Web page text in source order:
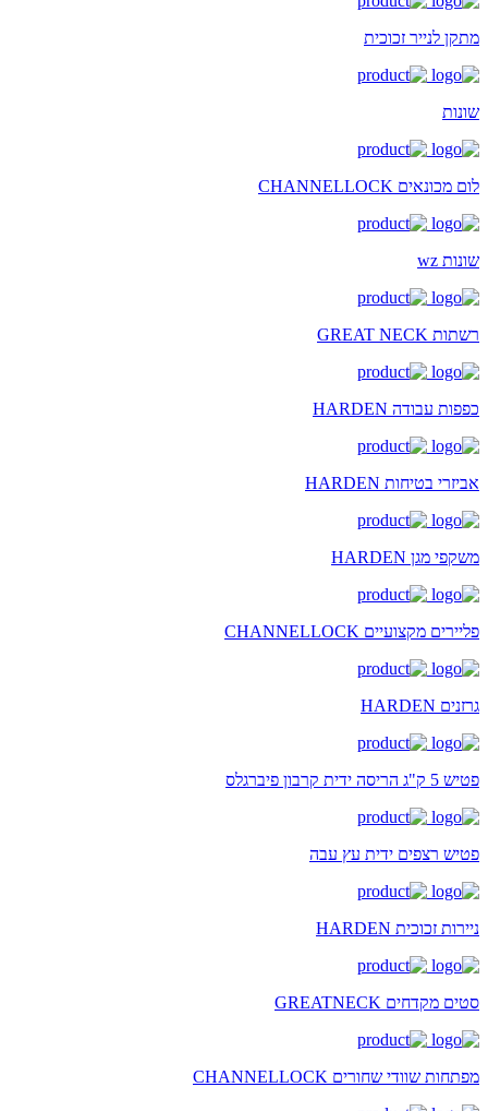
מתקן לנייר זכוכית
שונות
לום מכונאים CHANNELLOCK
שונות wz
רשתות GREAT NECK
כפפות עבודה HARDEN
אביזרי בטיחות HARDEN
משקפי מגן HARDEN
פליירים מקצועיים CHANNELLOCK
גרזנים HARDEN
פטיש 5 ק"ג הריסה ידית קרבון פיברגלס
פטיש רצפים ידית עץ עבה
ניירות זכוכית HARDEN
סטים מקדחים GREATNECK
מפתחות שוודי שחורים CHANNELLOCK